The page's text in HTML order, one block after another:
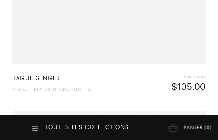
PANIER (0)
TOUTES LES COLLECTIONS
FERMER LES FILTRES
BAGUE GINGER
$105.00
À partir de
2 MATÉRIAUX DISPONIBLES